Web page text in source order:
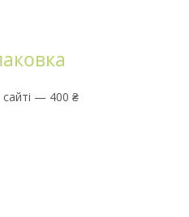
— 400 ₴